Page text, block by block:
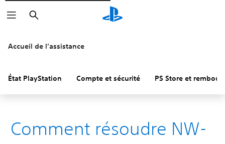
Rechercher
Accueil de l’assistance
État PlayStation Compte et sécurité PS Store et
Comment résoudre NW-